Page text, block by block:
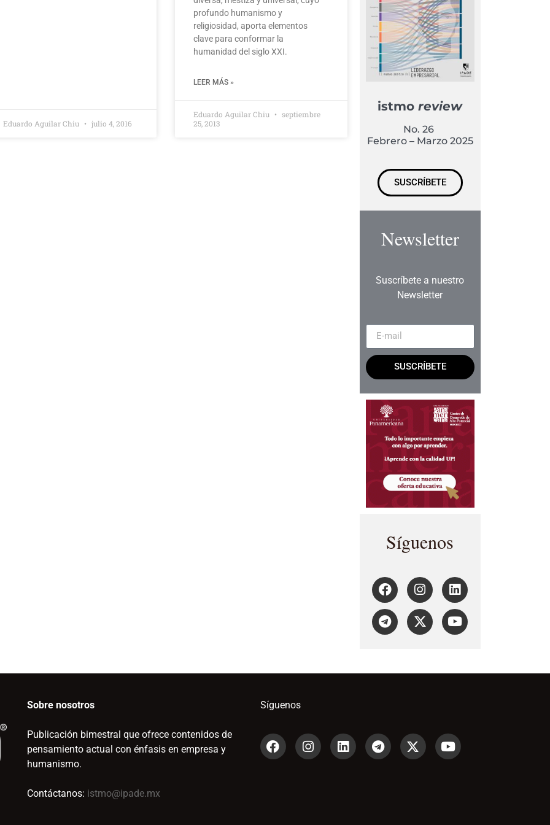
Eduardo Aguilar Chiu julio 4, 2016
profundo humanismo y
religiosidad, aporta elementos
clave para conformar la
humanidad del siglo XXI.
LEER MÁS »
Eduardo Aguilar Chiu
septiembre
25, 2013
istmoreview
No. 26
Febrero – Marzo 2025
SUSCRÍBETE
Newsletter
Suscríbete a nuestro
Newsletter
SUSCRÍBETE
Síguenos
Sobre nosotros
Publicación bimestral que ofrece contenidos de
pensamiento actual con énfasis en empresa y
humanismo.
Contáctanos: istmo@ipade.mx
Síguenos